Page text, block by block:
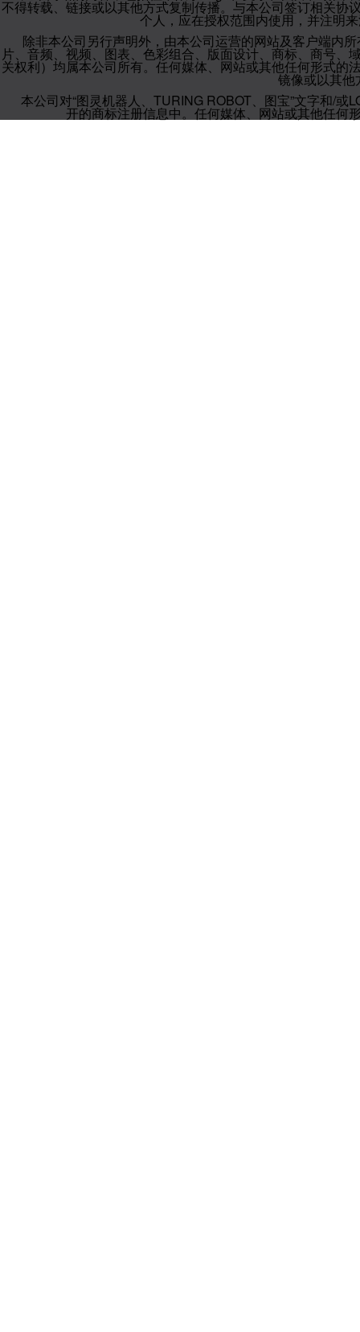
不得转载、链接或以其他方式复制传播。与本公司签订相关
个人，应在授权范围内使用，并注明
除非本公司另行声明外，由本公司运营的网站及客户端内
片、音频、视频、图表、色彩组合、版面设计、商标、商号
关权利）均属本公司所有。任何媒体、网站或其他任何形式
镜像或以其他
本公司对“图灵机器人、TURING ROBOT、图宝”文字和/
开的商标注册信息中。任何媒体、网站或其他任何